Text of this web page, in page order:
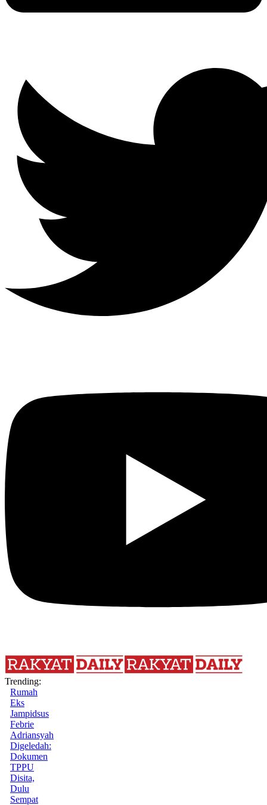
Trending:
Rumah
Eks
Jampidsus
Febrie
Adriansyah
Digeledah:
Dokumen
TPPU
Disita,
Dulu
Sempat